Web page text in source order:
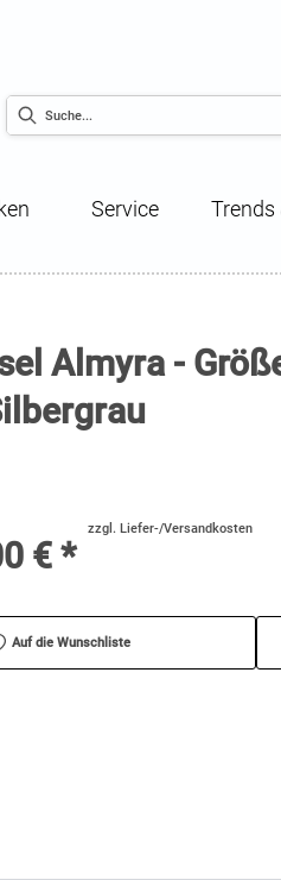
Service Trends
Almyra -
€ *
zzgl. Liefer-/Versandkosten
Auf die Wunschliste